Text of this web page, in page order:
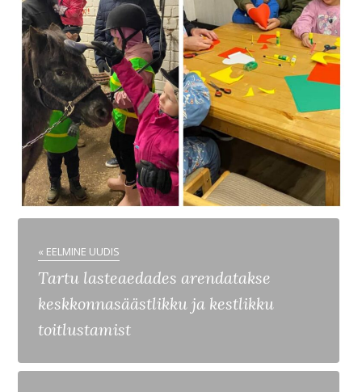
« EELMINE UUDIS
Tartu lasteaedades arendatakse
keskkonnasäästlikku ja kestlikku
toitlustamist